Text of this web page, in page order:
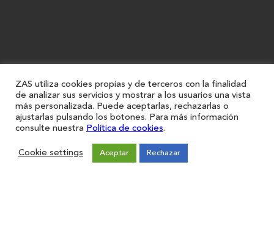
ZAS utiliza cookies propias y de terceros con la finalidad
de analizar sus servicios y mostrar a los usuarios una vista
más personalizada. Puede aceptarlas, rechazarlas o
ajustarlas pulsando los botones. Para más información
consulte nuestra Política de cookies.
Cookie settings Aceptar Rechazar